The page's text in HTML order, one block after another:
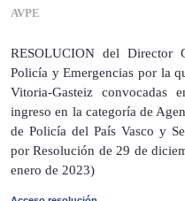
AVPE
RESOLUCION del Director
Policía y Emergencias por la
Vitoria-Gasteiz convocadas
ingreso en la categoría de
de Policía del País Vasco y
por Resolución de 29 de
enero de 2023)